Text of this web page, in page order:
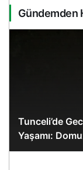
Gündemden
Tunceli’de
Yaşamı: